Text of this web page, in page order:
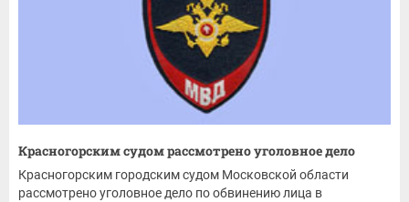
Красногорским судом рассмотрено уголовное дело
Красногорским городским судом Московской области
рассмотрено уголовное дело по обвинению лица в